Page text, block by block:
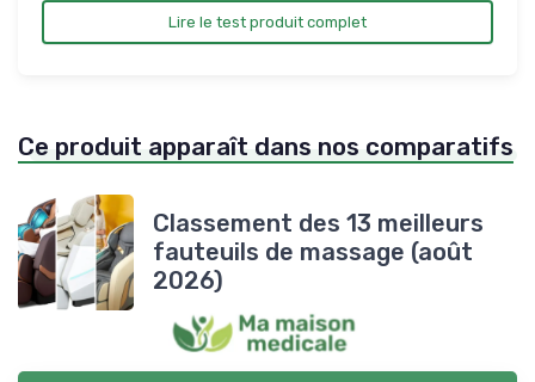
Lire le test produit complet
Ce produit apparaît dans nos comparatifs
Classement des 13 meilleurs
fauteuils de massage (août
2026)